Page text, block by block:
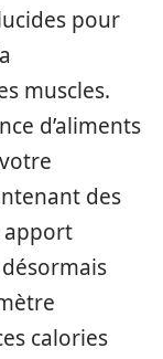
pour
muscles.
d’aliments
des
apport
calories